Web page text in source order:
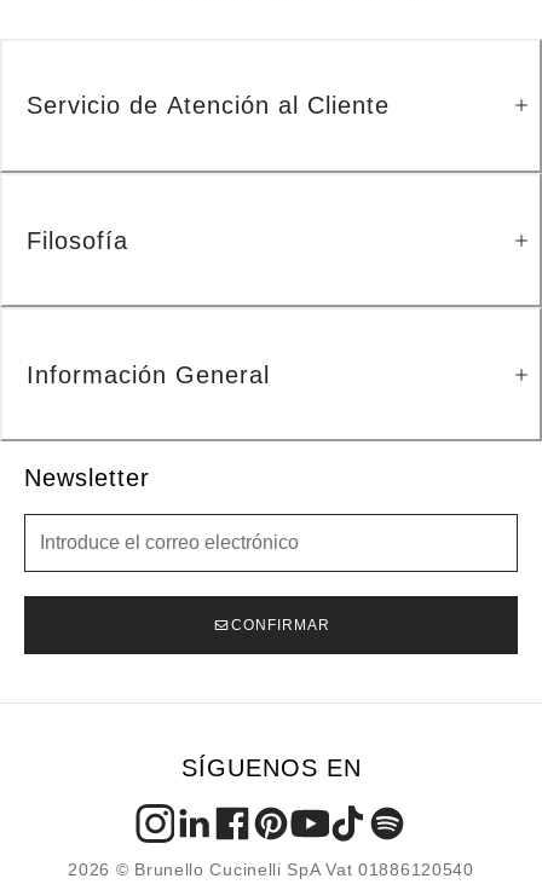
Newsletter
CONFIRMAR
Servicio de Atención al Cliente
Filosofía
Información General
SÍGUENOS EN
2026 © Brunello Cucinelli SpA Vat 01886120540